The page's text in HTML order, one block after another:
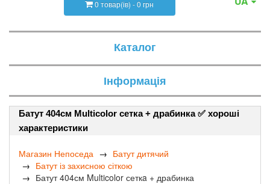
0 товар(ів) - 0 грн
Каталог
Інформація
Батут 404см Multicolor сеткa + драбинка ✅ хороші
характеристики
Магазин Непоседа
Батут дитячий
Батут із захисною сіткою
Батут 404см Multicolor сеткa + драбинка